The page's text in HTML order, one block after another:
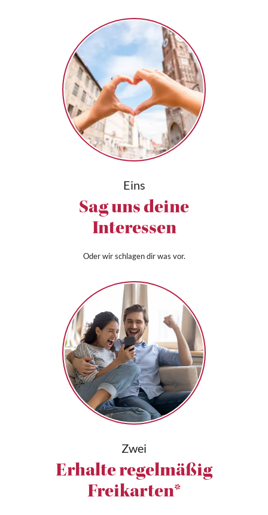
Eins
Sag uns deine
Interessen
Oder wir schlagen dir was vor.
Zwei
Erhalte regelmäßig
Freikarten*